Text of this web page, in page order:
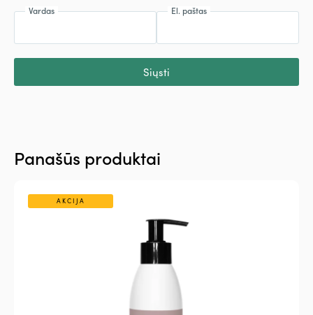
Vardas El. paštas
Siųsti
Panašūs produktai
AKCIJA